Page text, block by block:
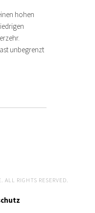
hohen
unbegrenzt
ALL RIGHTS RESERVED.